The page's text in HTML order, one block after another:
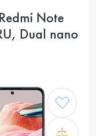
Note
Dual nano